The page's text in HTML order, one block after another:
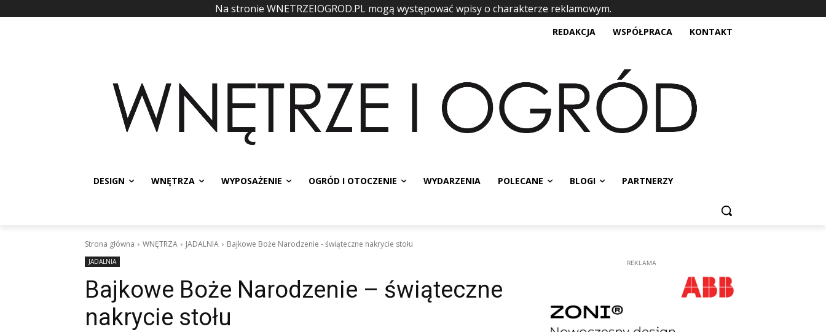
Na stronie WNETRZEIOGROD.PL mogą występować wpisy o charakterze reklamowym.
REDAKCJA WSPÓŁPRACA KONTAKT
DESIGN WNĘTRZA WYPOSAŻENIE OGRÓD I OTOCZENIE WYDARZENIA POLECANE BLOGI PARTNERZY
Strona główna WNĘTRZA JADALNIA Bajkowe Boże Narodzenie - świąteczne nakrycie stołu
JADALNIA
Bajkowe Boże Narodzenie – świąteczne
nakrycie stołu
REKLAMA